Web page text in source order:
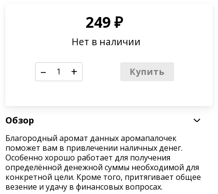
249₽
Нет в наличии
– + Купить
Обзор
Благородный аромат данных аромапалочек
поможет вам в привлечении наличных денег.
Особенно хорошо работает для получения
определённой денежной суммы необходимой для
конкретной цели. Кроме того, притягивает общее
везение и удачу в финансовых вопросах.